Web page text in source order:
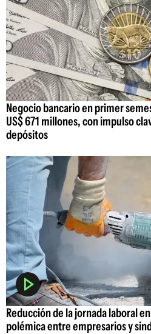
Negocio bancario en primer
US$ 671 millones, con impulso
depósitos
Reducción de la jornada laboral
polémica entre empresarios y